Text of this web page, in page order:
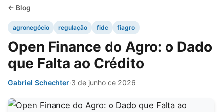
← Blog
agronegócio regulação fidc fiagro
Open Finance do Agro: o Dado
que Falta ao Crédito
Gabriel Schechter·3 de junho de 2026